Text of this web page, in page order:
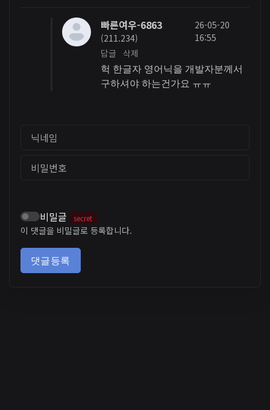
빠른여우-6863
(211.234)
26-05-20
16:55
답글 삭제
헉 한글자 영어닉을 개발자분께서
구하셔야 하는건가요 ㅠㅠ
닉네임
비밀번호
비밀글 secret
이 댓글을 비밀글로 등록합니다.
댓글등록